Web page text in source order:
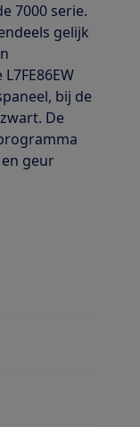
7000 serie.
gelijk
bij de
De
geur